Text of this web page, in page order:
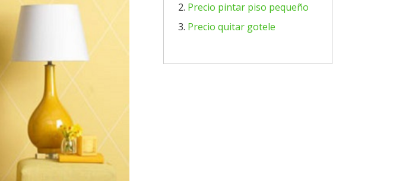
Precio pintar piso pequeño
Precio quitar gotele